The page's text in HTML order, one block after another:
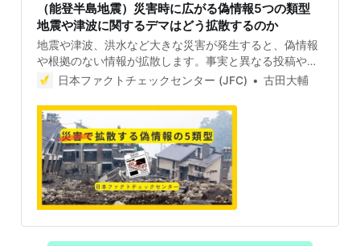
（能登半島地震）災害時に広がる偽情報5つの類型
地震や津波に関するデマはどう拡散するのか
地震や津波、洪水など大きな災害が発生すると、偽情報
や根拠のない情報が拡散します。事実と異なる投稿や不
確かな救助要請は、本当に助けを必要としている人たち
拡散しがちな偽情報・誤情報のパターンを知って、支援
を妨げないようにしましょう。 災害時の偽情報の5類型
実際と異なる被害投稿 災害時に最も多く見られるのが、
偽の被害報告だ。2024年1月1日の能登半島地震では、
2011年の東日本大震災の津波の映像を使って、まるで能
登半島地震の被害のように投稿する事例が相次いだ（例
1、例2、例3、例4、例5 、例6）。 例2と例3を投稿した
じで「津波到達になった瞬間NHKのアナウンサーがすご
日本ファクトチェックセンター (JFC) 古田大輔